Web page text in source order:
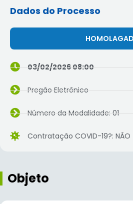
Dados do Processo
03/02/2026 08:00
Pregão Eletrônico
Número da Modalidade: 01
Contratação COVID-19?: NÃO
Objeto